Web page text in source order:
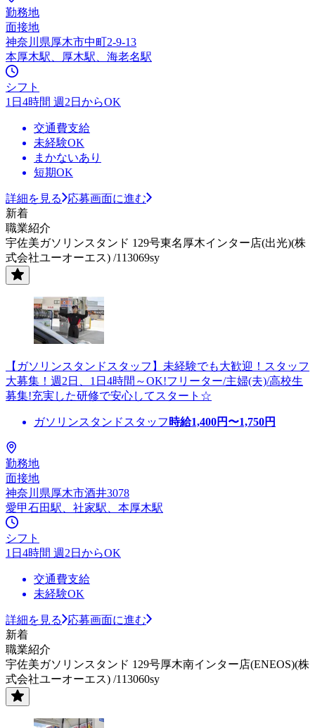
勤務地
面接地
神奈川県厚木市中町2-9-13
本厚木駅、厚木駅、海老名駅
シフト
1日4時間 週2日からOK
交通費支給
未経験OK
まかないあり
短期OK
詳細を見る
応募画面に進む
新着
職業紹介
宇佐美ガソリンスタンド 129号東名厚木インター店(出光)(株
式会社ユーオーエス) /113069sy
【ガソリンスタンドスタッフ】未経験でも大歓迎！スタッフ
大募集！週2日、1日4時間～OK!フリーター/主婦(夫)/高校生
募集!充実した研修で安心してスタート☆
ガソリンスタンドスタッフ 時給1,400円〜1,750円
勤務地
面接地
神奈川県厚木市酒井3078
愛甲石田駅、社家駅、本厚木駅
シフト
1日4時間 週2日からOK
交通費支給
未経験OK
詳細を見る
応募画面に進む
新着
職業紹介
宇佐美ガソリンスタンド 129号厚木南インター店(ENEOS)(株
式会社ユーオーエス) /113060sy